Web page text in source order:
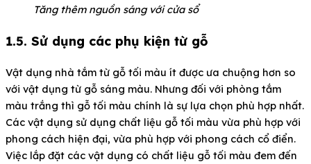
Tăng thêm nguồn sáng với cửa sổ
1.5. Sử dụng các phụ kiện từ gỗ
Vật dụng nhà tắm từ gỗ tối màu ít được ưa chuộng hơn so
với vật dụng từ gỗ sáng màu. Nhưng đối với phòng tắm
màu trắng thì gỗ tối màu chính là sự lựa chọn phù hợp nhất.
Các vật dụng sử dụng chất liệu gỗ tối màu vừa phù hợp với
phong cách hiện đại, vừa phù hợp với phong cách cổ điển.
Việc lắp đặt các vật dụng có chất liệu gỗ tối màu đem đến